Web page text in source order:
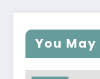
You